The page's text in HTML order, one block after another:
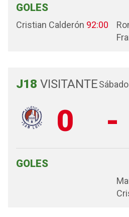
GOLES
Cristian Calderón 92:00
J18 VISITANTE
0 -
GOLES